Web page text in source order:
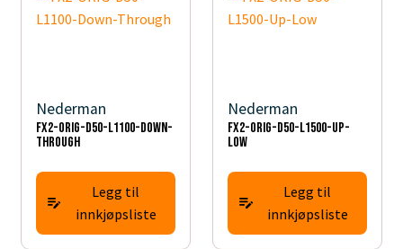
Nederman
FX2-ORIG-D50-L1100-Down-
Through
Legg til
innkjøpsliste
Nederman
FX2-ORIG-D50-L1500-Up-
Low
Legg til
innkjøpsliste